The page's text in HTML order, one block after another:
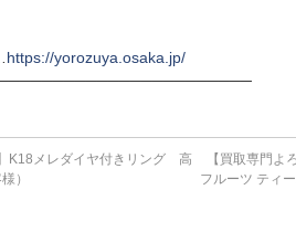
https://yorozuya.osaka.jp/
K18メレダイヤ付きリング 高
）
【買取専門よ
フルーツ ティ